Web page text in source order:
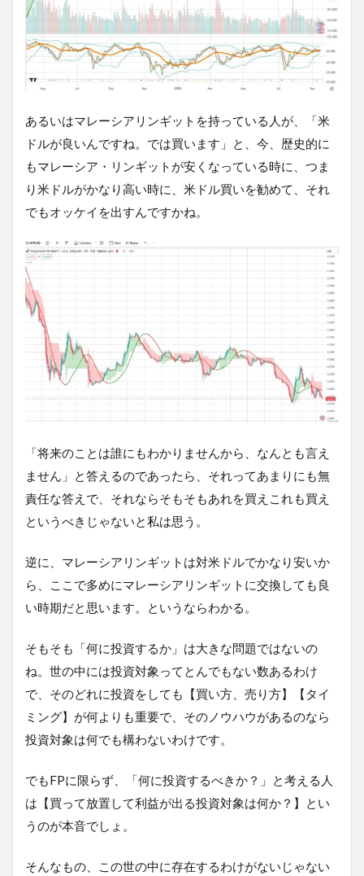
あるいはマレーシアリンギットを持っている人が、「米
ドルが良いんですね。では買います」と、今、歴史的に
もマレーシア・リンギットが安くなっている時に、つま
り米ドルがかなり高い時に、米ドル買いを勧めて、それ
でもオッケイを出すんですかね。
「将来のことは誰にもわかりませんから、なんとも言え
ません」と答えるのであったら、それってあまりにも無
責任な答えで、それならそもそもあれを買えこれも買え
というべきじゃないと私は思う。
逆に、マレーシアリンギットは対米ドルでかなり安いか
ら、ここで多めにマレーシアリンギットに交換しても良
い時期だと思います。というならわかる。
そもそも「何に投資するか」は大きな問題ではないの
ね。世の中には投資対象ってとんでもない数あるわけ
で、そのどれに投資をしても【買い方、売り方】【タイ
ミング】が何よりも重要で、そのノウハウがあるのなら
投資対象は何でも構わないわけです。
でもFPに限らず、「何に投資するべきか？」と考える人
は【買って放置して利益が出る投資対象は何か？】とい
うのが本音でしょ。
そんなもの、この世の中に存在するわけがないじゃない